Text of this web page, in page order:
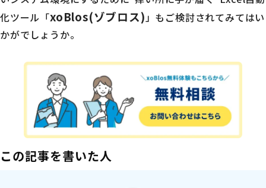
化ツール「xoBlos(ゾブロス) 」もご検討されてみてはい
かがでしょうか。
この記事を書いた人